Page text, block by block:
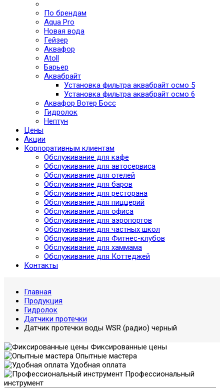
По брендам
Aqua Pro
Новая вода
Гейзер
Аквафор
Atoll
Барьер
Аквабрайт
Установка фильтра аквабрайт осмо 5
Установка фильтра аквабрайт осмо 6
Аквафор Вотер Босс
Гидролок
Нептун
Цены
Акции
Корпоративным клиентам
Обслуживание для кафе
Обслуживание для автосервиса
Обслуживание для отелей
Обслуживание для баров
Обслуживание для ресторана
Обслуживание для пиццерий
Обслуживание для офиса
Обслуживание для аэропортов
Обслуживание для частных школ
Обслуживание для Фитнес-клубов
Обслуживание для хаммама
Обслуживание для Коттеджей
Контакты
Главная
Продукция
Гидролок
Датчики протечки
Датчик протечки воды WSR (радио) черный
Фиксированные цены
Опытные мастера
Удобная оплата
Профессиональный
инструмент